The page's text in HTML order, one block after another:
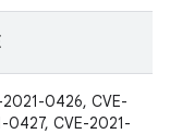
2021-0426, CVE-
0427, CVE-2021-